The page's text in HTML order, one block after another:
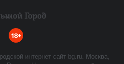
18+
интернет-сайт bg.ru. Москва,